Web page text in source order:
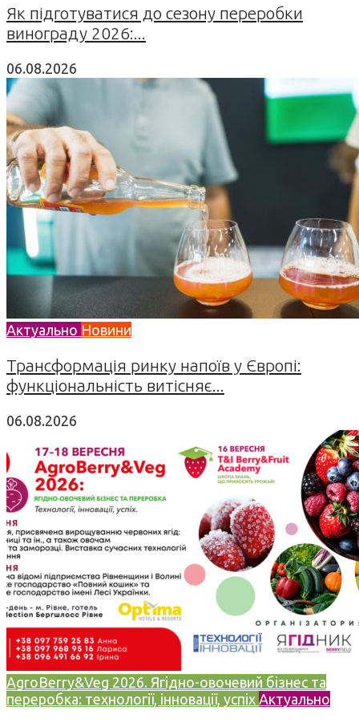
Як підготуватися до сезону переробки
винограду 2026:...
06.08.2026
Актуально Новини
Трансформація ринку напоїв у Європі:
функціональність витісняє...
06.08.2026
AgroBerry&Veg 2026. Ягідно-овочевий бізнес та
переробка: технології, інновації, успіх Актуально